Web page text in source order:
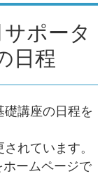
ポータ
日程
れています。